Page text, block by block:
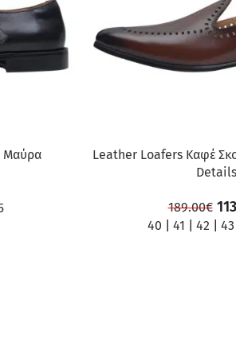
Μαύρα
Leather Loafers Καφέ
Details
189.00€
40 41 42 43